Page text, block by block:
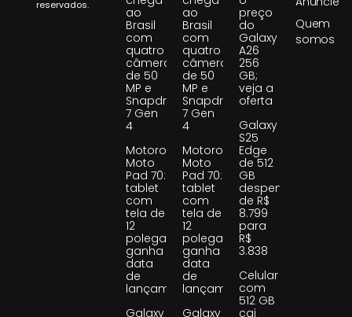
reservados.
ao
Brasil
com
quatro
câmeras
de 50
MP e
Snapdragon
7 Gen
4
Motorola
Moto
Pad 70:
tablet
com
tela de
12
polegadas
ganha
data
de
lançamento
Galaxy
ao
Brasil
com
quatro
câmeras
de 50
MP e
Snapdragon
7 Gen
4
Motorola
Moto
Pad 70:
tablet
com
tela de
12
polegadas
ganha
data
de
lançamento
Galaxy
preço
do
Galaxy
A26
256
GB;
veja a
oferta
Galaxy
S25
Edge
de 512
GB
despenca
de R$
8.799
para
R$
3.838
Celular
com
512 GB
cai
Quem
somos